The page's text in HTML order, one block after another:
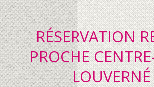
RÉSERVATION
PROCHE
LOUVERNÉ